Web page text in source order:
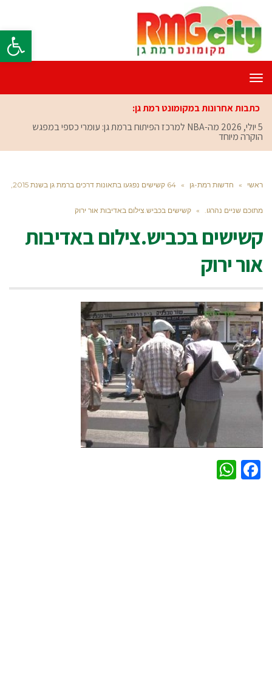
פתח
תפריט
כתבות אחרונות במקומונט רמת גן:
5 יולי, 2026
מה-NBA למרכז הפיתוח ברמת גן: עומרי כספי במפגש
הוקרה מיוחד
ראשי » חדשות רמת-גן » 64 קשישים נפגעו בתאונות דרכים ברמת גן בשנת 2015,
מתוכם שניים נהרגו. » קשישים בכביש.צילום באדיבות אור ירוק
קשישים בכביש.צילום באדיבות
אור ירוק
Facebook